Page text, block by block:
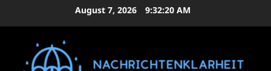
August 7, 2026 9:32:21 AM